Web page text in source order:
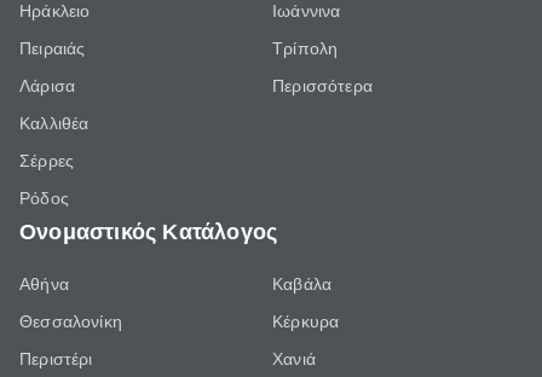
Ηράκλειο
Πειραιάς
Λάρισα
Καλλιθέα
Σέρρες
Ρόδος
Ιωάννινα
Τρίπολη
Περισσότερα
Ονομαστικός Κατάλογος
Αθήνα
Θεσσαλονίκη
Περιστέρι
Καβάλα
Κέρκυρα
Χανιά